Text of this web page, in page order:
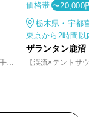
遊び憩う、森の中のオアシス -7万平米の森の中で、手軽に味わうアウトドア体験
価格帯 〜20,000
栃木県・宇都
東京から2時間以
ザランタン鹿沼